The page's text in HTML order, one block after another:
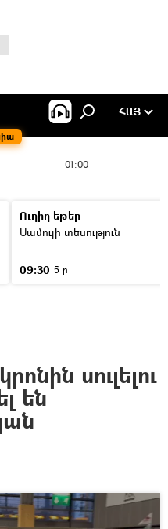
ՀԱՅ
01:00
Ուղիղ եթեր
Մամուլի տեսություն
09:30 5 ր
սուլելու
են